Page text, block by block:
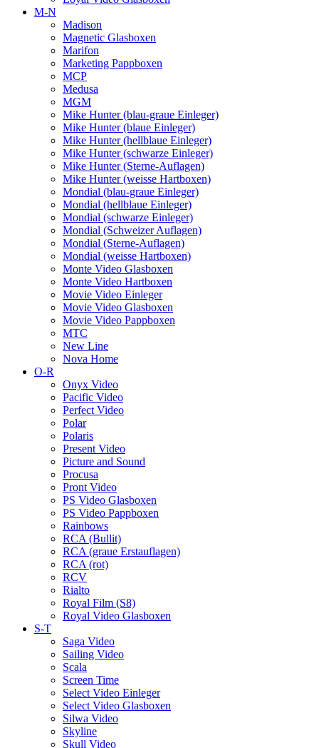
M-N
Madison
Magnetic Glasboxen
Marifon
Marketing Pappboxen
MCP
Medusa
MGM
Mike Hunter (blau-graue Einleger)
Mike Hunter (blaue Einleger)
Mike Hunter (hellblaue Einleger)
Mike Hunter (schwarze Einleger)
Mike Hunter (Sterne-Auflagen)
Mike Hunter (weisse Hartboxen)
Mondial (blau-graue Einleger)
Mondial (hellblaue Einleger)
Mondial (schwarze Einleger)
Mondial (Schweizer Auflagen)
Mondial (Sterne-Auflagen)
Mondial (weisse Hartboxen)
Monte Video Glasboxen
Monte Video Hartboxen
Movie Video Einleger
Movie Video Glasboxen
Movie Video Pappboxen
MTC
New Line
Nova Home
O-R
Onyx Video
Pacific Video
Perfect Video
Polar
Polaris
Present Video
Picture and Sound
Procusa
Pront Video
PS Video Glasboxen
PS Video Pappboxen
Rainbows
RCA (Bullit)
RCA (graue Erstauflagen)
RCA (rot)
RCV
Rialto
Royal Film (S8)
Royal Video Glasboxen
S-T
Saga Video
Sailing Video
Scala
Screen Time
Select Video Einleger
Select Video Glasboxen
Silwa Video
Skyline
Skull Video